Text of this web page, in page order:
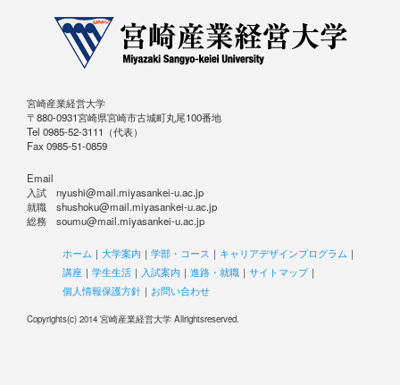
宮崎産業経営大学
〒880-0931宮崎県宮崎市古城町丸尾100番地
Tel 0985-52-3111（代表）
Fax 0985-51-0859
Email
入試 nyushi@mail.miyasankei-u.ac.jp
就職 shushoku@mail.miyasankei-u.ac.jp
総務 soumu@mail.miyasankei-u.ac.jp
ホーム ｜ 大学案内 ｜ 学部・コース ｜ キャリアデザインプログラム ｜
講座 ｜ 学生生活 ｜ 入試案内 ｜ 進路・就職 ｜ サイトマップ｜
個人情報保護方針 ｜ お問い合わせ
Copyrights(c) 2014 宮崎産業経営大学 Allrightsreserved.